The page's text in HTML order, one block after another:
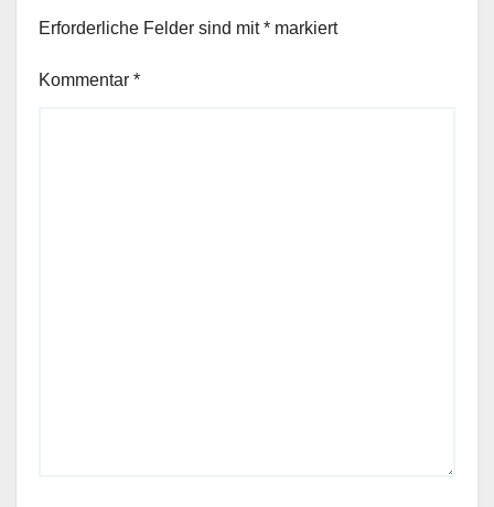
Erforderliche Felder sind mit* markiert
Kommentar *